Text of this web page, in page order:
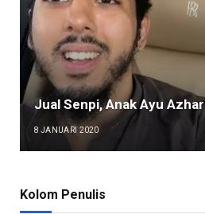
Jual Senpi, Anak Ayu
8 JANUARI 2020
Kolom Penulis